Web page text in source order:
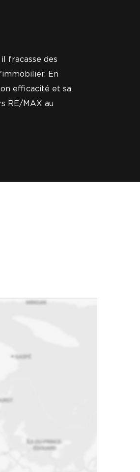
fracasse des
En
efficacité et sa
RE/MAX au